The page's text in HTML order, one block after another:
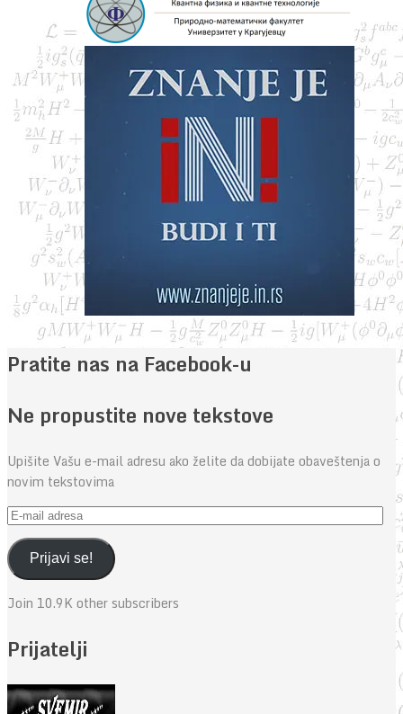
Pratite nas na Facebook-u
Ne propustite nove tekstove
Upišite Vašu e-mail adresu ako želite da dobijate obaveštenja o
novim tekstovima
E-
mail
adresaPrijavi se!
Join 10.9K other subscribers
Prijatelji